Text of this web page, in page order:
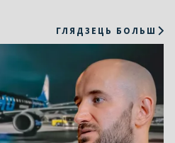
ГЛЯДЗЕЦЬ БОЛЬШ